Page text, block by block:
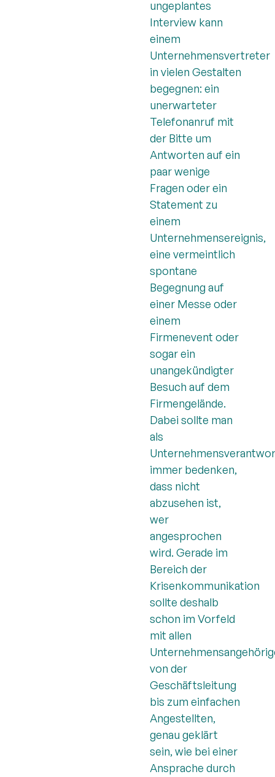
ungeplantes
Interview kann
einem
Unternehmensvertreter
in vielen Gestalten
begegnen: ein
unerwarteter
Telefonanruf mit
der Bitte um
Antworten auf ein
paar wenige
Fragen oder ein
Statement zu
einem
Unternehmensereignis,
eine vermeintlich
spontane
Begegnung auf
einer Messe oder
einem
Firmenevent oder
sogar ein
unangekündigter
Besuch auf dem
Firmengelände.
Dabei sollte man
als
immer bedenken,
dass nicht
abzusehen ist,
wer
angesprochen
wird. Gerade im
Bereich der
Krisenkommunikation
sollte deshalb
schon im Vorfeld
mit allen
von der
Geschäftsleitung
bis zum einfachen
Angestellten,
genau geklärt
sein, wie bei einer
Ansprache durch